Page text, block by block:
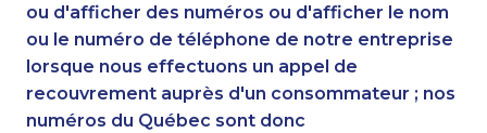
1-438-230-2035
1-647-715-6064
1-587-328-6574
1-902-700-0067
1-647-494-3301
1-587-319-2114
1-514-448-1265
1-778-401-7206
1-587-328-6544
1-844-330-0581
ou d'afficher des numéros ou d'afficher le nom
ou le numéro de téléphone de notre entreprise
lorsque nous effectuons un appel de
recouvrement auprès d'un consommateur ; nos
numéros du Québec sont donc